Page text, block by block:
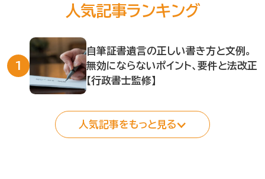
人気記事ランキング
自筆証書遺言の正しい書き方と文例。
無効にならないポイント、要件と法改正
【行政書士監修】
人気記事をもっと見る